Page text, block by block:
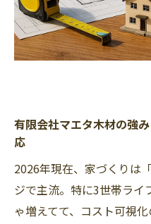
有限会社マエタ木材の強
応
2026年現在、家づくりは
ジで主流。特に3世帯ライ
ゃ増えてて、コスト可視